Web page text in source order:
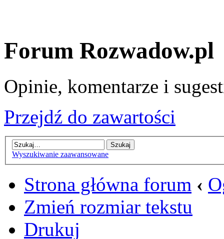
Forum Rozwadow.pl
Opinie, komentarze i
Przejdź do zawartości
Wyszukiwanie zaawansowane
Strona główna forum ‹
Zmień rozmiar tekstu
Drukuj